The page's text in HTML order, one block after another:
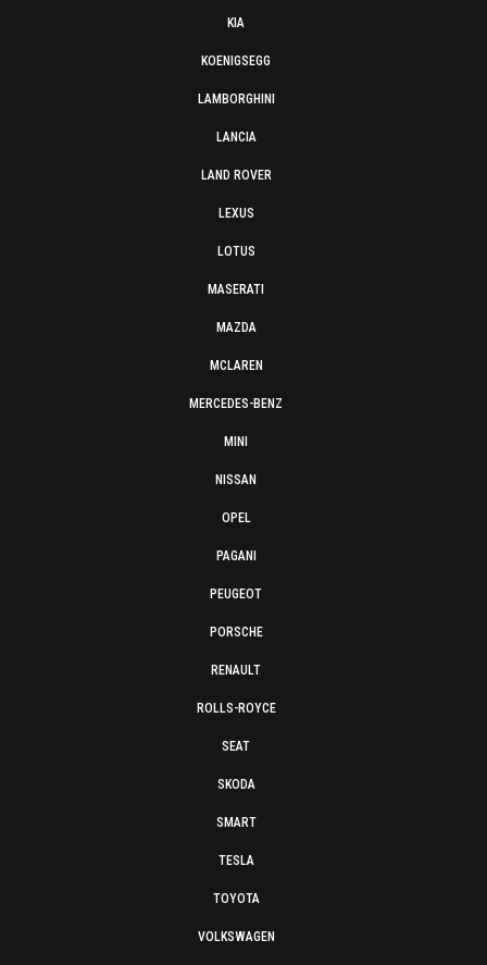
KIA
KOENIGSEGG
LAMBORGHINI
LANCIA
LAND ROVER
LEXUS
LOTUS
MASERATI
MAZDA
MCLAREN
MERCEDES-BENZ
MINI
NISSAN
OPEL
PAGANI
PEUGEOT
PORSCHE
RENAULT
ROLLS-ROYCE
SEAT
SKODA
SMART
TESLA
TOYOTA
VOLKSWAGEN